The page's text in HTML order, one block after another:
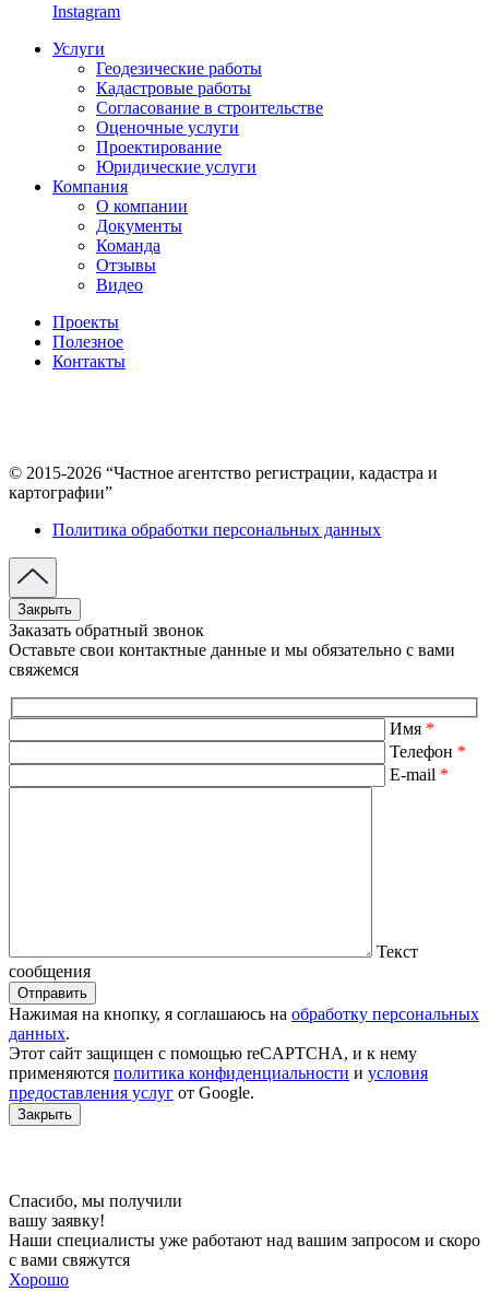
Instagram
Услуги
Геодезические работы
Кадастровые работы
Согласование в строительстве
Оценочные услуги
Проектирование
Юридические услуги
Компания
О компании
Документы
Команда
Отзывы
Видео
Проекты
Полезное
Контакты
© 2015-2026 “Частное агентство регистрации, кадастра и
картографии”
Политика обработки персональных данных
Закрыть
Заказать обратный звонок
Оставьте свои контактные данные и мы обязательно с вами
свяжемся
Имя *
Телефон *
E-mail *
Текст
сообщения
Отправить
Нажимая на кнопку, я соглашаюсь на обработку персональных
данных.
Этот сайт защищен c помощью reCAPTCHA, и к нему
применяются политика конфиденциальности и условия
предоставления услуг от Google.
Закрыть
Спасибо, мы получили
вашу заявку!
Наши специалисты уже работают над вашим запросом и скоро
с вами свяжутся
Хорошо